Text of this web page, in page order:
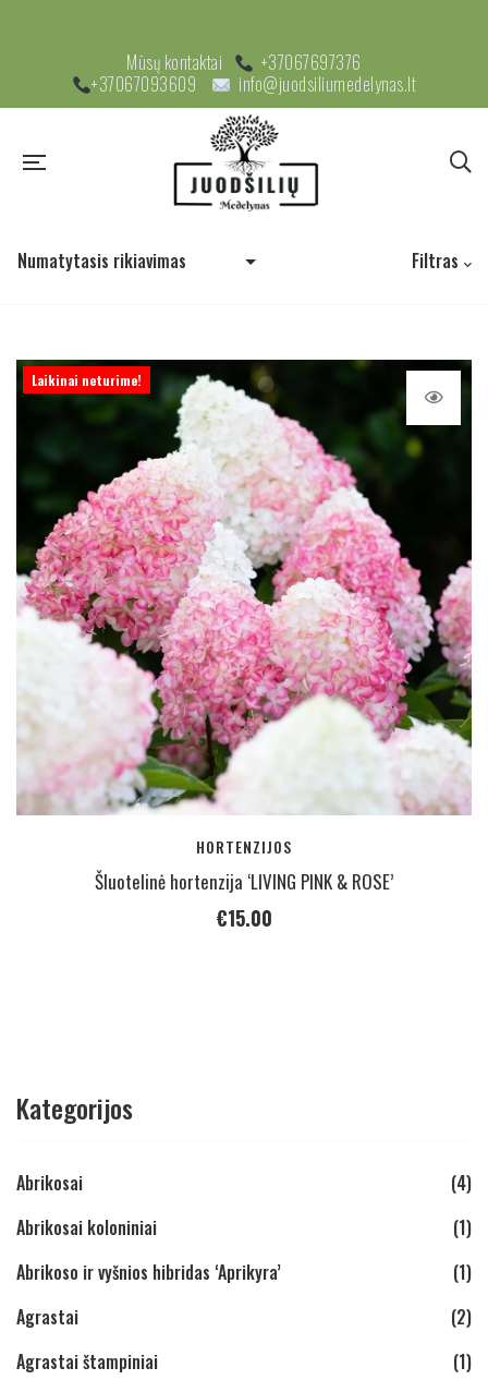
Mūsų kontaktai
+37067697376
+37067093609
info@juodsiliumedelynas.lt
Filtras
Laikinai neturime!
HORTENZIJOS
Šluotelinė hortenzija ‘LIVING PINK & ROSE’
€15.00
Kategorijos
Abrikosai
(4)
Abrikosai koloniniai
(1)
Abrikoso ir vyšnios hibridas ‘Aprikyra’
(1)
Agrastai
(2)
Agrastai štampiniai
(1)